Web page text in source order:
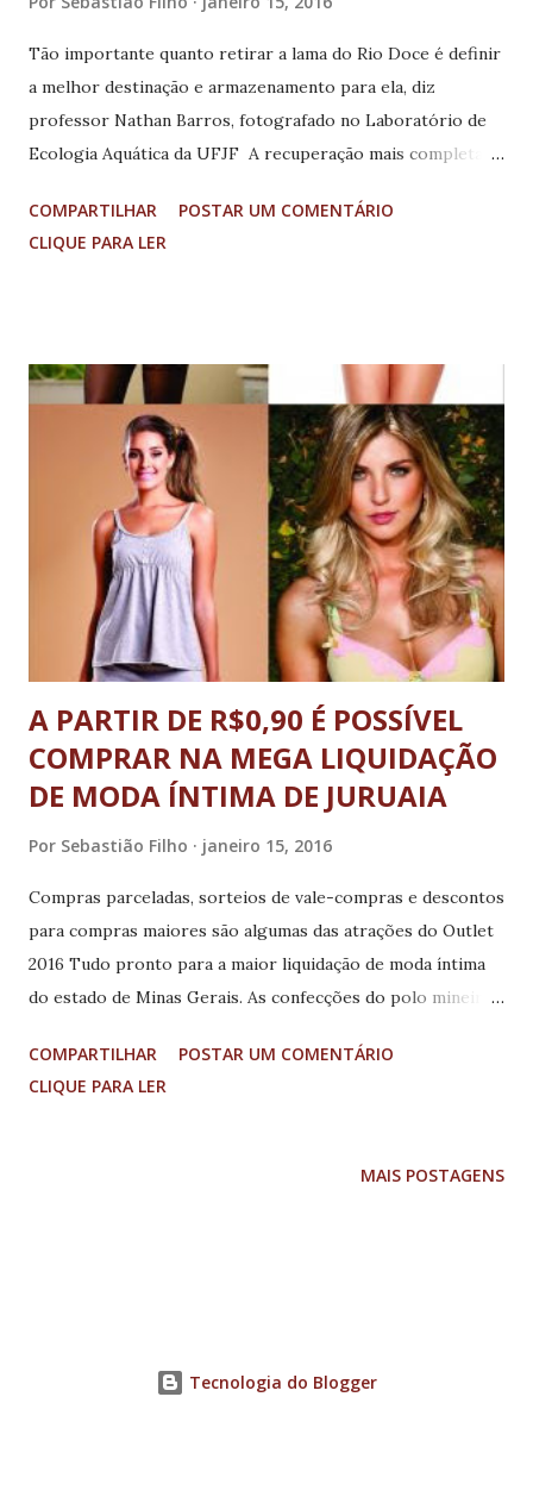
Tão importante quanto retirar a lama do Rio Doce é definir
a melhor destinação e armazenamento para ela, diz
professor Nathan Barros, fotografado no Laboratório de
Ecologia Aquática da UFJF A recuperação mais completa
de mineração, em Mariana, na Região Central de Minas,
dependerá não apenas da retirada da lama que o atingiu e
nas margens dos rios. O alerta é do professor do
Programa em Pós-graduação em Ecologia da Universidade
Federal de Juiz de Fora (UFJF), Nathan Oliveira Barros,
doutor em Ecologia e integrante da força-tarefa de
pesquisadores convidados pelo Governo de Minas Gerais
para colaborar com análises sobre a tragédia ambiental. “A
lama foi um dos impactos no Rio Doce. Enorme impacto,
diga-se de passagem, mas não é o único. Ton...
COMPARTILHAR
POSTAR UM COMENTÁRIO
CLIQUE PARA LER
A PARTIR DE R$0,90 É POSSÍVEL
COMPRAR NA MEGA LIQUIDAÇÃO
DE MODA ÍNTIMA DE JURUAIA
Por Sebastião Filho janeiro 15, 2016
Compras parceladas, sorteios de vale-compras e descontos
para compras maiores são algumas das atrações do Outlet
2016 Tudo pronto para a maior liquidação de moda íntima
do estado de Minas Gerais. As confecções do polo mineiro
vendidos com descontos que variam entre 10% e 70%.
Algumas lojas vão mais longe e oferecem peças com até
muita coisa com pouco dinheiro. Outra novidade deste ano
COMPARTILHAR
POSTAR UM COMENTÁRIO
CLIQUE PARA LER
MAIS POSTAGENS
Tecnologia do Blogger